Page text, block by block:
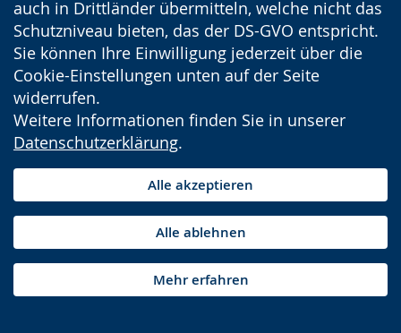
auch in Drittländer übermitteln, welche nicht das
Schutzniveau bieten, das der DS-GVO entspricht.
Sie können Ihre Einwilligung jederzeit über die
Cookie-Einstellungen unten auf der Seite
widerrufen.
Weitere Informationen finden Sie in unserer
Datenschutzerklärung.
Alle akzeptieren
Alle ablehnen
Mehr erfahren